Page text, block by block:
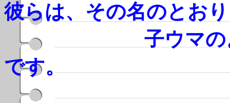
彼らは、その名のとお
子ウマのような
です。